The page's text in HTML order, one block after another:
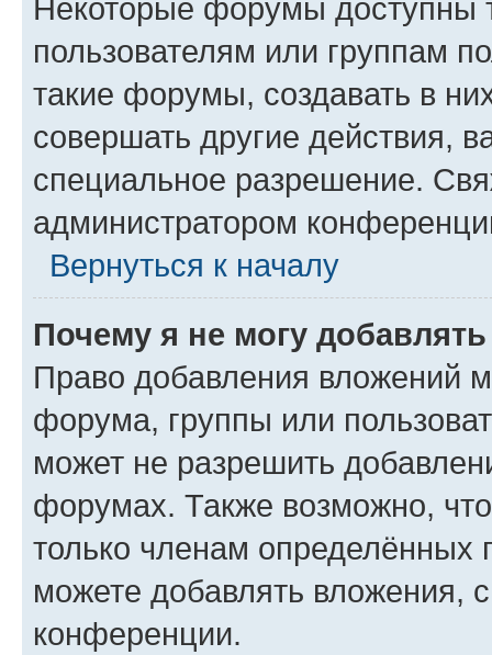
Некоторые форумы доступны
пользователям или группам
такие форумы, создавать в
совершать другие действия,
специальное разрешение.
администратором
Вернуться к началу
Почему я не могу
Право добавления вложений
форума, группы или
может не разрешить
форумах. Также возможно,
только членам определённых
можете добавлять вложения,
конференции.